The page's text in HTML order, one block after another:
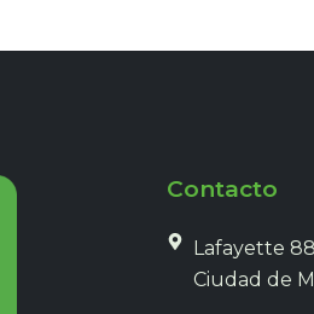
Contacto
Lafayette
Ciudad de